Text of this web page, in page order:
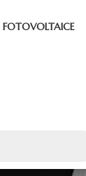
FOTOVOLTAICE